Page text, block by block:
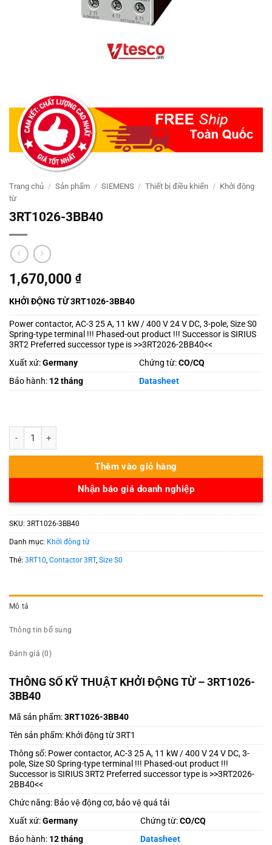
Trang chủ / Sản phẩm / SIEMENS / Thiết bị điều khiển / Khởi động
từ
3RT1026-3BB40
1,670,000 ₫
KHỞI ĐỘNG TỪ 3RT1026-3BB40
Power contactor, AC-3 25 A, 11 kW / 400 V 24 V DC, 3-pole, Size S0
Spring-type terminal !!! Phased-out product !!! Successor is SIRIUS
3RT2 Preferred successor type is >>3RT2026-2BB40<<
Xuất xứ:Germany Chứng từ:CO/CQ
Bảo hành: 12 tháng Datasheet
Thêm vào giỏ hàng
Nhận báo giá doanh nghiệp
SKU: 3RT1026-3BB40
Danh mục: Khởi động từ
Thẻ: 3RT10, Contactor 3RT, Size S0
Mô tả
Thông tin bổ sung
Đánh giá (0)
THÔNG SỐ KỸ THUẬT KHỞI ĐỘNG TỪ – 3RT1026-
3BB40
Mã sản phẩm:3RT1026-3BB40
Tên sản phẩm: Khởi động từ 3RT1
Thông số: Power contactor, AC-3 25 A, 11 kW / 400 V 24 V DC, 3-
pole, Size S0 Spring-type terminal !!! Phased-out product !!!
Successor is SIRIUS 3RT2 Preferred successor type is >>3RT2026-
2BB40<<
Chức năng: Bảo vệ động cơ, bảo vệ quá tải
Xuất xứ:Germany Chứng từ:CO/CQ
Bảo hành: 12 tháng Datasheet